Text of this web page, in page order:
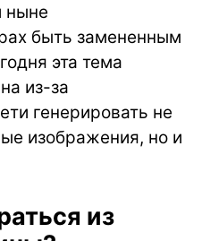
ныне
быть замененным
эта тема
из-за
генерировать не
изображения, но и
из